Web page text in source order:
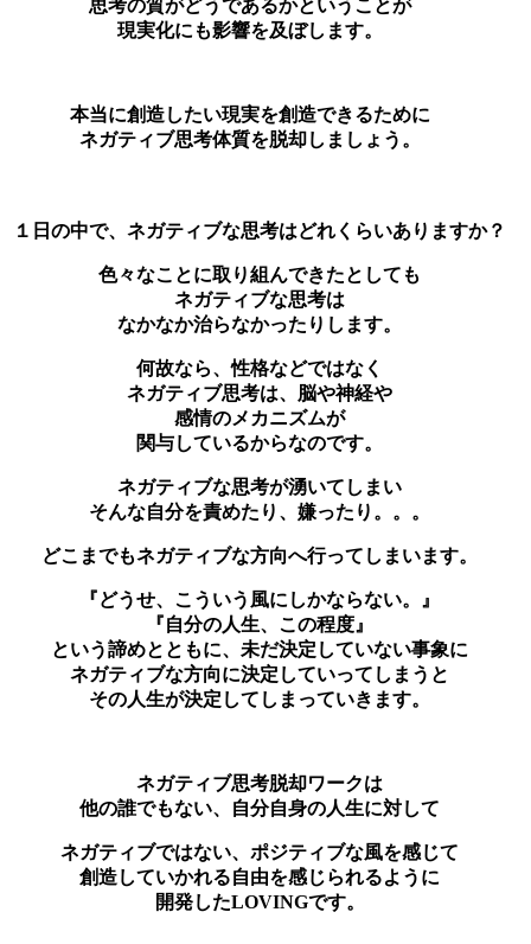
思考の質がどうであるかということが
現実化にも影響を及ぼします。
本当に創造したい現実を創造できるために
ネガティブ思考体質を脱却しましょう。
１日の中で、ネガティブな思考はどれくらいありますか？
色々なことに取り組んできたとしても
ネガティブな思考は
なかなか治らなかったりします。
何故なら、性格などではなく
ネガティブ思考は、脳や神経や
感情のメカニズムが
関与しているからなのです。
ネガティブな思考が湧いてしまい
そんな自分を責めたり、嫌ったり。。。
どこまでもネガティブな方向へ行ってしまいます。
『どうせ、こういう風にしかならない。』
『自分の人生、この程度』
という諦めとともに、未だ決定していない事象に
ネガティブな方向に決定していってしまうと
その人生が決定してしまっていきます。
ネガティブ思考脱却ワークは
他の誰でもない、自分自身の人生に対して
ネガティブではない、ポジティブな風を感じて
創造していかれる自由を感じられるように
開発したLOVINGです。